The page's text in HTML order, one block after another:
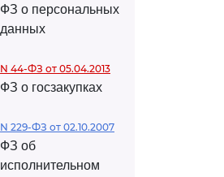
ФЗ о персональных
данных
N 44-ФЗ от 05.04.2013
ФЗ о госзакупках
N 229-ФЗ от 02.10.2007
ФЗ об
исполнительном